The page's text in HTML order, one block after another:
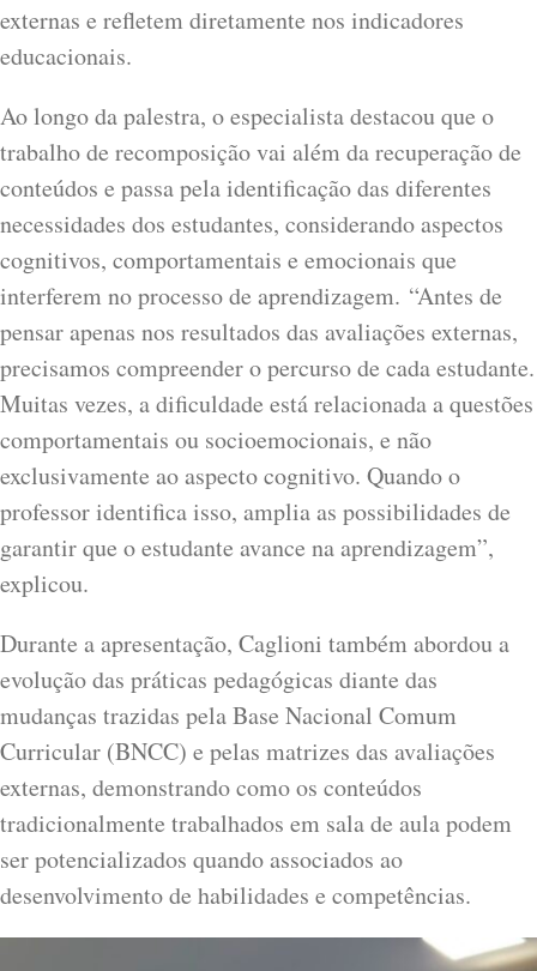
externas e refletem diretamente nos indicadores
educacionais.
Ao longo da palestra, o especialista destacou que o
trabalho de recomposição vai além da recuperação de
conteúdos e passa pela identificação das diferentes
necessidades dos estudantes, considerando aspectos
cognitivos, comportamentais e emocionais que
interferem no processo de aprendizagem. “Antes de
pensar apenas nos resultados das avaliações externas,
precisamos compreender o percurso de cada estudante.
Muitas vezes, a dificuldade está relacionada a questões
comportamentais ou socioemocionais, e não
exclusivamente ao aspecto cognitivo. Quando o
professor identifica isso, amplia as possibilidades de
garantir que o estudante avance na aprendizagem”,
explicou.
Durante a apresentação, Caglioni também abordou a
evolução das práticas pedagógicas diante das
mudanças trazidas pela Base Nacional Comum
Curricular (BNCC) e pelas matrizes das avaliações
externas, demonstrando como os conteúdos
tradicionalmente trabalhados em sala de aula podem
ser potencializados quando associados ao
desenvolvimento de habilidades e competências.